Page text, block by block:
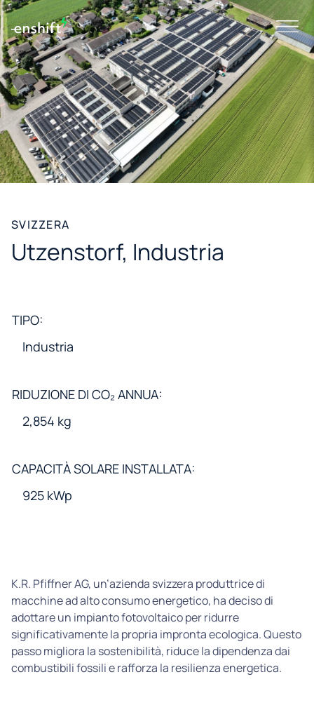
SVIZZERA
Utzenstorf, Industria
TIPO:
Industria
RIDUZIONE DI CO₂ ANNUA:
2,854 kg
CAPACITÀ SOLARE INSTALLATA:
925 kWp
K.R. Pfiffner AG, un’azienda svizzera produttrice di
macchine ad alto consumo energetico, ha deciso di
adottare un impianto fotovoltaico per ridurre
significativamente la propria impronta ecologica. Questo
passo migliora la sostenibilità, riduce la dipendenza dai
combustibili fossili e rafforza la resilienza energetica.